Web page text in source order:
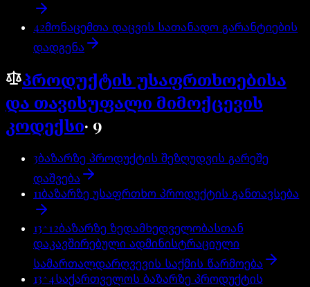
42მონაცემთა დაცვის სათანადო გარანტიების
დადგენა
პროდუქტის უსაფრთხოებისა
და თავისუფალი მიმოქცევის
კოდექსი· 9
3ბაზარზე პროდუქტის შეზღუდვის გარეშე
დაშვება
11ბაზარზე უსაფრთხო პროდუქტის განთავსება
13^12ბაზარზე ზედამხედველობასთან
დაკავშირებული ადმინისტრაციული
სამართალდარღვევის საქმის წარმოება
13^4საქართველოს ბაზარზე პროდუქტის